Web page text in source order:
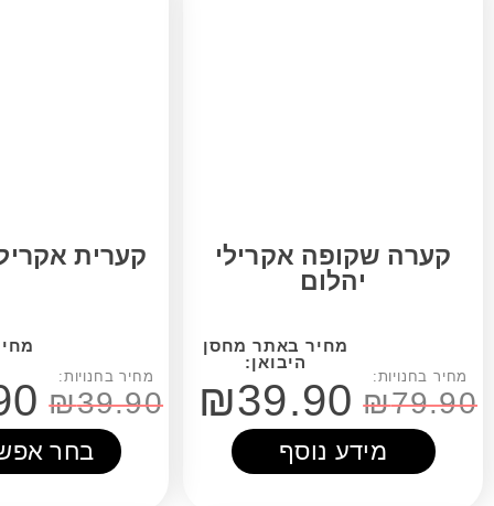
אקרילי
₪39.90
נוסף
קערית אקריליק צבעוני
₪39.90
₪19.90
בחר אפשרויות